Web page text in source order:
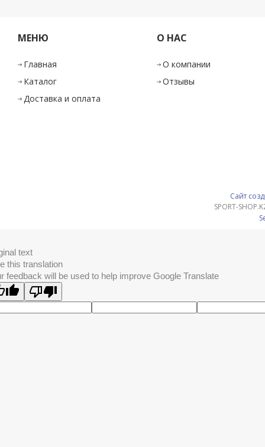
МЕНЮ
Главная
Каталог
Доставка и оплата
О НАС
О компании
Отзывы
Сайт
SPORT-
text
this translation
feedback will be used to help improve Google Translate